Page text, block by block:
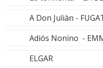
A Don Juliàn -
Adiós Nonino -
ELGAR